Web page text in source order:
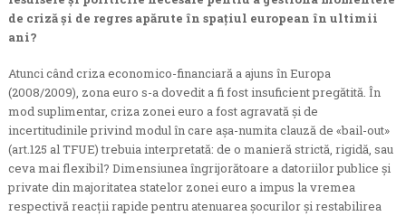
de criză și de regres apărute în spațiul european în ultimii
ani?
Atunci când criza economico-financiară a ajuns în Europa
(2008/2009), zona euro s-a dovedit a fi fost insuficient pregătită. În
mod suplimentar, criza zonei euro a fost agravată și de
incertitudinile privind modul în care așa-numita clauză de «bail-out»
(art.125 al TFUE) trebuia interpretată: de o manieră strictă, rigidă, sau
ceva mai flexibil? Dimensiunea îngrijorătoare a datoriilor publice și
private din majoritatea statelor zonei euro a impus la vremea
respectivă reacții rapide pentru atenuarea șocurilor și restabilirea